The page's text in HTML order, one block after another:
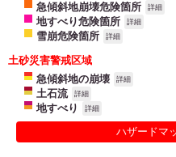
急傾斜地崩壊危険箇所 詳細
地すべり危険箇所 詳細
雪崩危険箇所 詳細
土砂災害警戒区域
急傾斜地の崩壊
詳細
土石流 詳細
地すべり 詳細
ハザードマ